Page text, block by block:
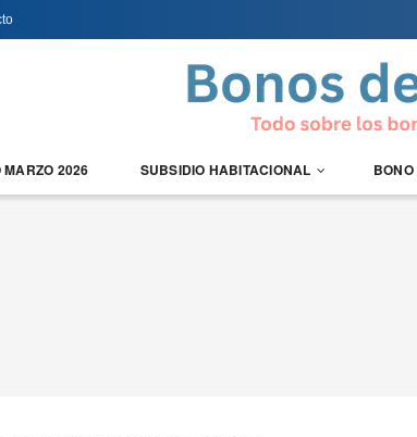
MARZO 2026 SUBSIDIO HABITACIONAL